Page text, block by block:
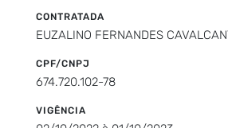
CONTRATADA
EUZALINO FERNANDES
CPF/CNPJ
674.720.102-78
VIGÊNCIA